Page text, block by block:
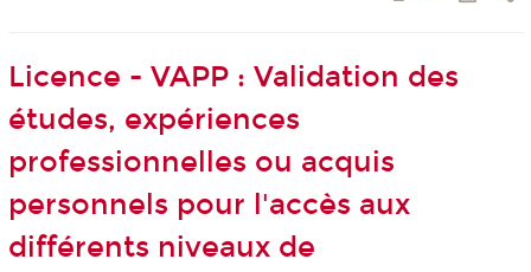
Licence - VAPP : Validation des
études, expériences
professionnelles ou acquis
personnels pour l'accès aux
différents niveaux de